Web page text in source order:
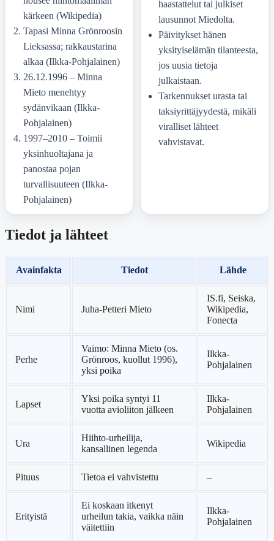
kärkeen (Wikipedia)
Tapasi Minna Grönroosin
Lieksassa; rakkaustarina
alkaa (Ilkka-Pohjalainen)
26.12.1996 – Minna
Mieto menehtyy
sydänvikaan (Ilkka-
Pohjalainen)
1997–2010 – Toimii
yksinhuoltajana ja
panostaa pojan
turvallisuuteen (Ilkka-
Pohjalainen)
haastattelut tai julkiset
lausunnot Miedolta.
Päivitykset hänen
yksityiselämän tilanteesta,
jos uusia tietoja
julkaistaan.
Tarkennukset urasta tai
taksiyrittäjyydestä, mikäli
viralliset lähteet
vahvistavat.
Tiedot ja lähteet
Avainfakta Tiedot Lähde
Nimi Juha-Petteri Mieto
IS.fi, Seiska,
Wikipedia,
Fonecta
Perhe
Vaimo: Minna Mieto (os.
Grönroos, kuollut 1996),
yksi poika
Ilkka-
Pohjalainen
Lapset
Yksi poika syntyi 11
vuotta avioliiton jälkeen
Ilkka-
Pohjalainen
Ura
Hiihto-urheilija,
kansallinen legenda
Wikipedia
Pituus Tietoa ei vahvistettu –
Erityistä
Ei koskaan itkenyt
urheilun takia, vaikka näin
väitettiin
Ilkka-
Pohjalainen